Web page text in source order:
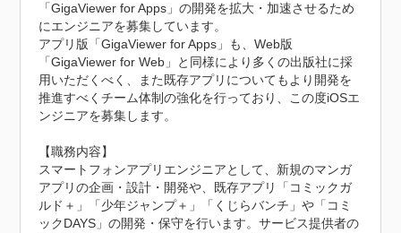
「GigaViewer for Apps」の開発を拡大・加速させるため
にエンジニアを募集しています。
アプリ版「GigaViewer for Apps」も、Web版
「GigaViewer for Web」と同様により多くの出版社に採
用いただくべく、また既存アプリについてもより開発を
推進すべくチーム体制の強化を行っており、この度iOSエ
ンジニアを募集します。
【職務内容】
スマートフォンアプリエンジニアとして、新規のマンガ
アプリの企画・設計・開発や、既存アプリ「コミックガ
ルド＋」「少年ジャンプ＋」「くじらバンチ」や「コミ
ックDAYS」の開発・保守を行います。サービス提供者の